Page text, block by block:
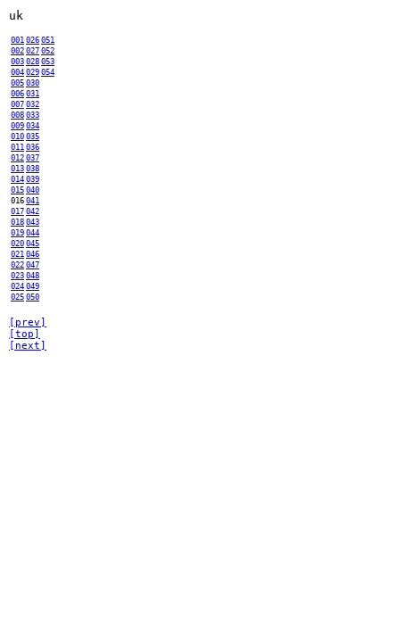
uk
001 026 051
002 027 052
003 028 053
004 029 054
005 030
006 031
007 032
008 033
009 034
010 035
011 036
012 037
013 038
014 039
015 040
016 041
017 042
018 043
019 044
020 045
021 046
022 047
023 048
024 049
025 050
[prev]
[top]
[next]